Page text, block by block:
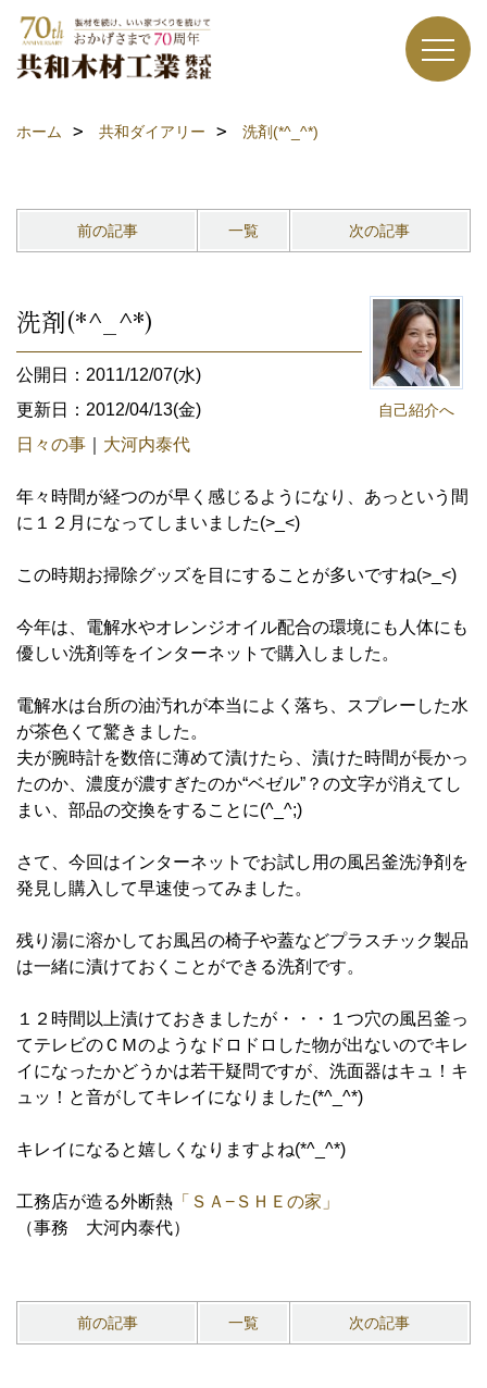
ホーム 共和ダイアリー 洗剤(*^_^*)
前の記事 一覧 次の記事
自己紹介へ
洗剤(*^_^*)
公開日：2011/12/07(水)
更新日：2012/04/13(金)
日々の事
大河内泰代
年々時間が経つのが早く感じるようになり、あっという間
に１２月になってしまいました(>_<)
この時期お掃除グッズを目にすることが多いですね(>_<)
今年は、電解水やオレンジオイル配合の環境にも人体にも
優しい洗剤等をインターネットで購入しました。
電解水は台所の油汚れが本当によく落ち、スプレーした水
が茶色くて驚きました。
夫が腕時計を数倍に薄めて漬けたら、漬けた時間が長かっ
たのか、濃度が濃すぎたのか“ベゼル”？の文字が消えてし
まい、部品の交換をすることに(^_^;)
さて、今回はインターネットでお試し用の風呂釜洗浄剤を
発見し購入して早速使ってみました。
残り湯に溶かしてお風呂の椅子や蓋などプラスチック製品
は一緒に漬けておくことができる洗剤です。
１２時間以上漬けておきましたが・・・１つ穴の風呂釜っ
てテレビのＣＭのようなドロドロした物が出ないのでキレ
イになったかどうかは若干疑問ですが、洗面器はキュ！キ
ュッ！と音がしてキレイになりました(*^_^*)
キレイになると嬉しくなりますよね(*^_^*)
工務店が造る外断熱 「ＳＡ−ＳＨＥの家」
（事務 大河内泰代）
前の記事 一覧 次の記事